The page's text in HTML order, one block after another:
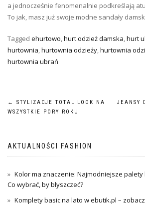
a jednocześnie fenomenalnie podkreślają
To jak, masz już swoje modne sandały
Tagged ehurtowo,hurt odzież damska,hurt
hurtownia,hurtownia odzieży,hurtownia
hurtownia ubrań
Nawigacja
←
STYLIZACJE TOTAL LOOK NA
WSZYSTKIE PORY ROKU
JEANSY
AKTUALNOŚCI FASHION
Kolor ma znaczenie: Najmodniejsze palety
Co wybrać, by błyszczeć?
Komplety basic na lato w ebutik.pl –